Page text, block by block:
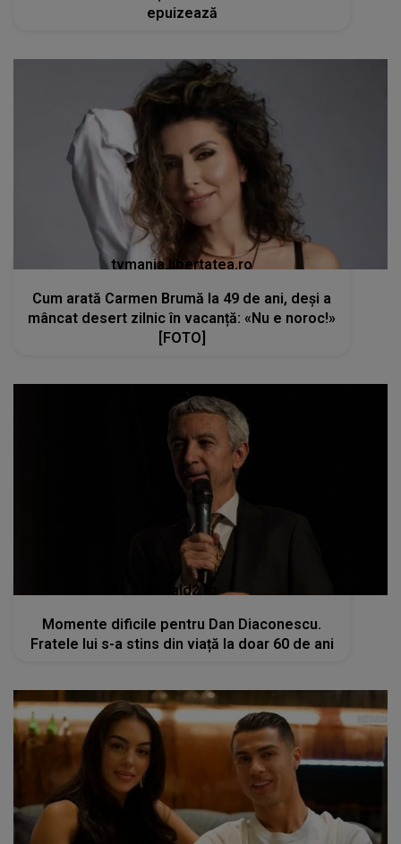
tvmania.libertatea.ro
Cum arată Carmen Brumă la 49 de ani, deși a
mâncat desert zilnic în vacanță: «Nu e noroc!»
[FOTO]
Momente dificile pentru Dan Diaconescu.
Fratele lui s-a stins din viață la doar 60 de ani
kanald2.ro
Cristiano Ronaldo și Georgina
Rodriguez: Nunta de vis în Madeira,
încununarea unei Iubiri de poveste